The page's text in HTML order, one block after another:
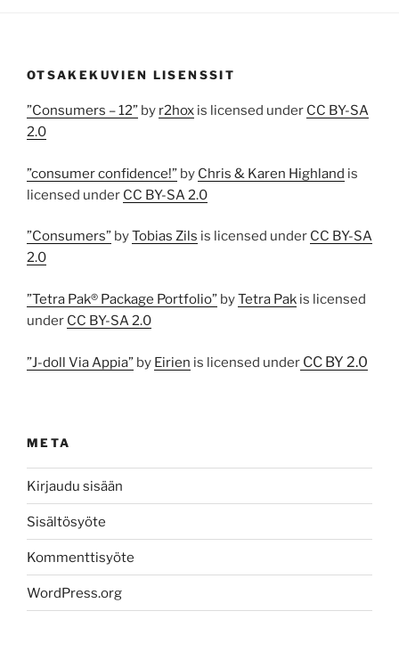
OTSAKEKUVIEN LISENSSIT
”Consumers – 12” by r2hox is licensed under CC BY-SA
2.0
”consumer confidence!” by Chris & Karen Highland is
licensed under CC BY-SA 2.0
”Consumers” byTobias Zils is licensed under CC BY-SA
2.0
”Tetra Pak® Package Portfolio” byTetra Pak is licensed
under CC BY-SA 2.0
”J-doll Via Appia” by Eirien is licensed under CC BY 2.0
META
Kirjaudu sisään
Sisältösyöte
Kommenttisyöte
WordPress.org